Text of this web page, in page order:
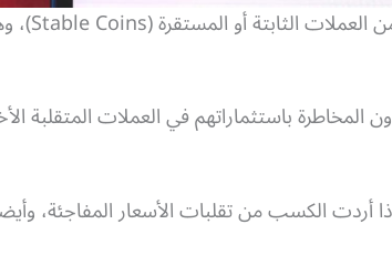
باستثماراتهم في العملات المتقلبة
أردت الكسب من تقلبات الأسعار المفاجئة،